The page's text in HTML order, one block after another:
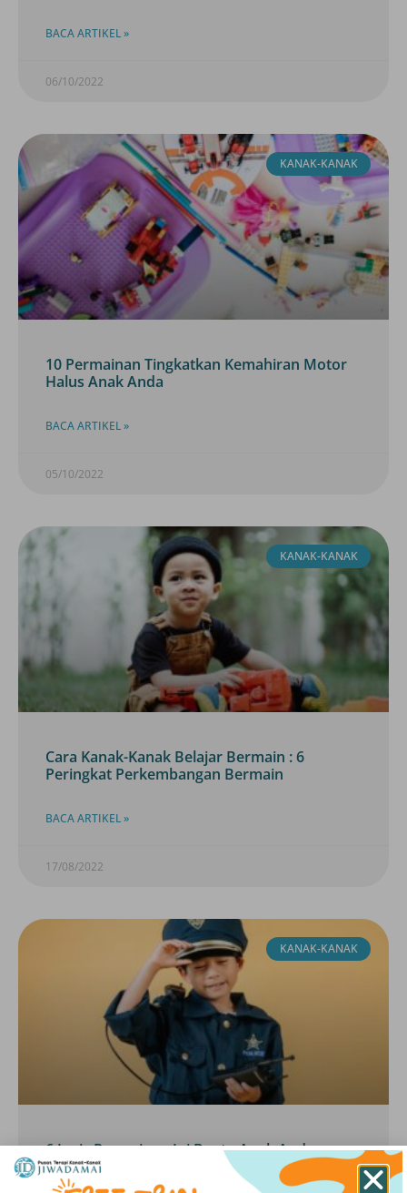
BACA ARTIKEL »
06/10/2022
KANAK-KANAK
10 Permainan Tingkatkan Kemahiran Motor
Halus Anak Anda
BACA ARTIKEL »
05/10/2022
KANAK-KANAK
Cara Kanak-Kanak Belajar Bermain : 6
Peringkat Perkembangan Bermain
BACA ARTIKEL »
17/08/2022
KANAK-KANAK
6 Jenis Permainan Ini Bantu Anak Anda
Membesar Dengan Aktif & Bijak!